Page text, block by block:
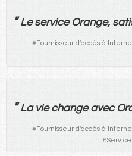
" Le service Orange,
#Fournisseur d'accès à
" La vie change avec
#Fournisseur d'accès à
#Service